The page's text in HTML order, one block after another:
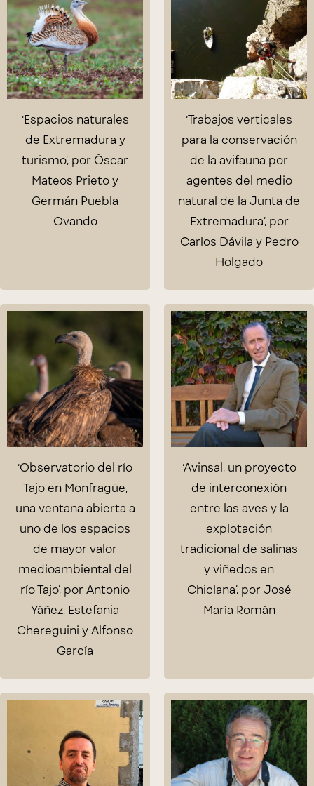
‘Espacios naturales
de Extremadura y
turismo’, por Óscar
Mateos Prieto y
Germán Puebla
Ovando
‘Trabajos verticales
para la conservación
de la avifauna por
agentes del medio
natural de la Junta de
Extremadura’, por
Carlos Dávila y Pedro
Holgado
‘Observatorio del río
Tajo en Monfragüe,
una ventana abierta a
uno de los espacios
de mayor valor
medioambiental del
río Tajo’, por Antonio
Yáñez, Estefania
Chereguini y Alfonso
García
‘Avinsal, un proyecto
de interconexión
entre las aves y la
explotación
tradicional de salinas
y viñedos en
Chiclana’, por José
María Román